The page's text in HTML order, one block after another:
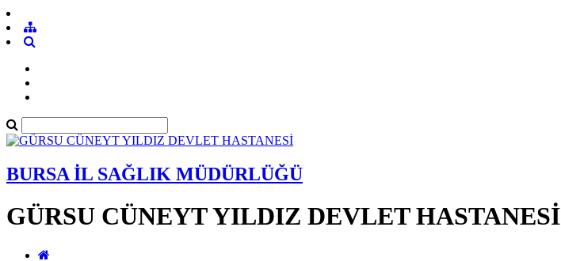
BURSA İL SAĞLIK MÜDÜRLÜĞÜ
GÜRSU CÜNEYT YILDIZ DEVLET HASTANESİ